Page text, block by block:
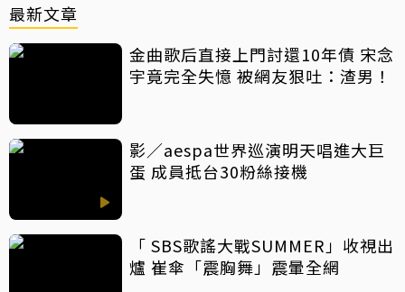
最新文章
金曲歌后直接上門討還10年債 宋念
宇竟完全失憶 被網友狠吐：渣男！
影／aespa世界巡演明天唱進大巨
蛋 成員抵台30粉絲接機
「 SBS歌謠大戰SUMMER」收視出
爐 崔傘「震胸舞」震暈全網